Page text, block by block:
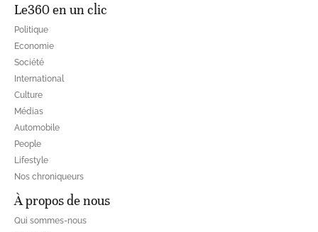
Le360 en un clic
Politique
Economie
Société
International
Culture
Médias
Automobile
People
Lifestyle
Nos chroniqueurs
À propos de nous
Qui sommes-nous